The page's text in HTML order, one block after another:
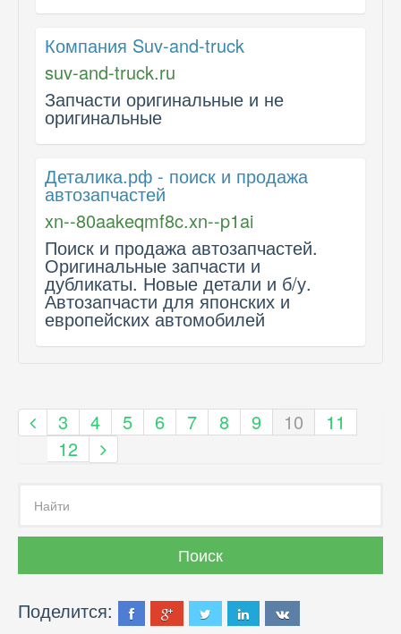
Компания Suv-and-truck
suv-and-truck.ru
Запчасти оригинальные и не
оригинальные
Деталика.рф - поиск и продажа
автозапчастей
xn--80aakeqmf8c.xn--p1ai
Поиск и продажа автозапчастей.
Оригинальные запчасти и
дубликаты. Новые детали и б/у.
Автозапчасти для японских и
европейских автомобилей
3 4 5 6 7 8 9 10
11
12
Поделится: